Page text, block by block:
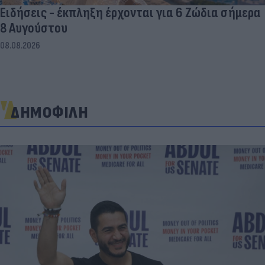
Ειδήσεις - έκπληξη έρχονται για 6 Ζώδια σήμερα
8 Αυγούστου
08.08.2026
ΔΗΜΟΦΙΛΗ